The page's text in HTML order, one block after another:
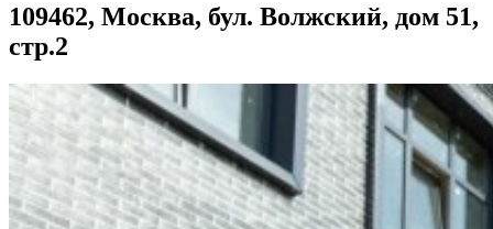
109462, Москва, бул. Волжский, дом 51,
стр.2